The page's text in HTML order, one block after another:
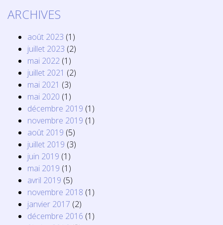
ARCHIVES
août 2023 (1)
juillet 2023 (2)
mai 2022 (1)
juillet 2021 (2)
mai 2021 (3)
mai 2020 (1)
décembre 2019 (1)
novembre 2019 (1)
août 2019 (5)
juillet 2019 (3)
juin 2019 (1)
mai 2019 (1)
avril 2019 (5)
novembre 2018 (1)
janvier 2017 (2)
décembre 2016 (1)